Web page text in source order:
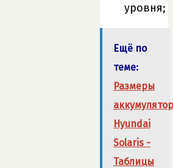
уровня;
Ещё по
теме:
Размеры
Hyundai
Solaris -
Таблицы